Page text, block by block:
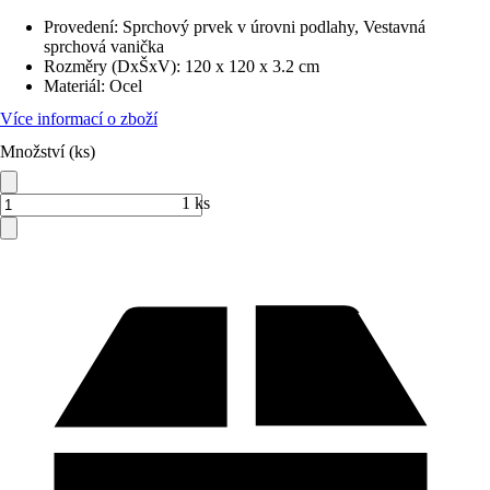
Provedení: Sprchový prvek v úrovni podlahy, Vestavná
sprchová vanička
Rozměry (DxŠxV): 120 x 120 x 3.2 cm
Materiál: Ocel
Více informací o zboží
Množství (ks)
1 ks